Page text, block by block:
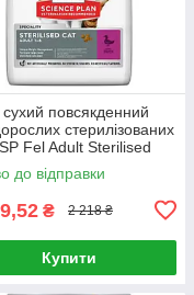
повсякденний
стерилізованих
SP Fel Adult Sterilised
3кг, Качка
до відправки
₴ 2 218 ₴
Купити